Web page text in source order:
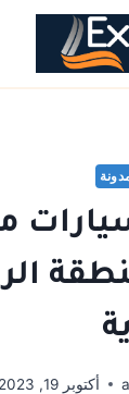
أكتوبر 19, 2023